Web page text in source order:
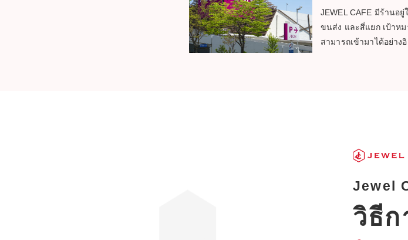
JEWEL CAFE มีร้านอ
ขนส่ง และสี่แยก เป้าห
สามารถเข้ามาได้อย่าง
Jewel
วิธีก